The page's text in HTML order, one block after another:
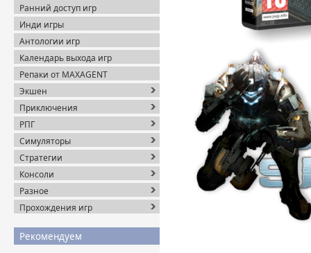
Ранний доступ игр
Инди игры
Антологии игр
Календарь выхода игр
Репаки от MAXAGENT
Экшен
Приключения
РПГ
Симуляторы
Стратегии
Консоли
Разное
Прохождения игр
Рекомендуем